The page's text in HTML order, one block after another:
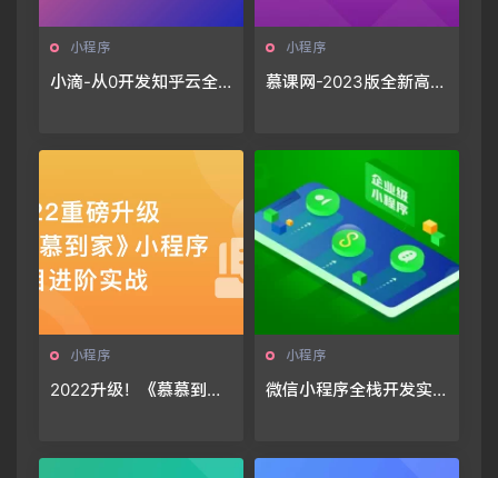
小程序
小滴-从0开发知乎云全
小程序
慕课网-2023版全新高质
小程序
2022升级！《慕慕到
小程序
微信小程序全栈开发实